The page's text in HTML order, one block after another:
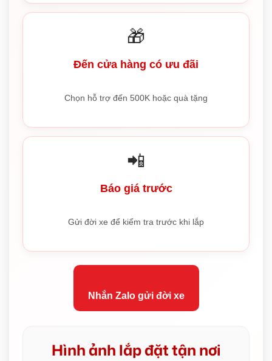
🎁
Đến cửa hàng có ưu đãi
Chọn hỗ trợ đến 500K hoặc quà tặng
📲
Báo giá trước
Gửi đời xe để kiểm tra trước khi lắp
Nhắn Zalo gửi đời xe
Hình ảnh lắp đặt tận nơi